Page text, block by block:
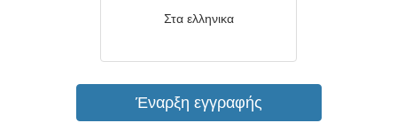
Στα ελληνικα
Έναρξη εγγραφής